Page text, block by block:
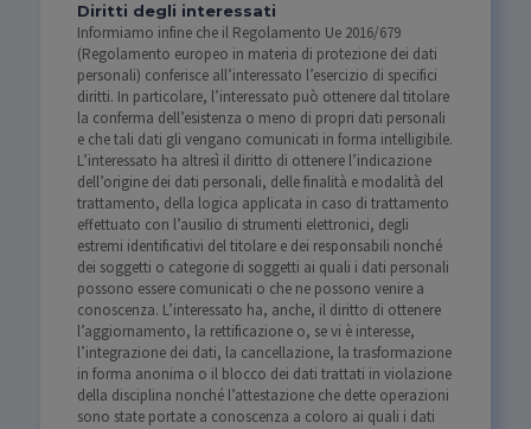
Diritti degli interessati
Informiamo infine che il Regolamento Ue 2016/679
(Regolamento europeo in materia di protezione dei dati
personali) conferisce all’interessato l’esercizio di specifici
diritti. In particolare, l’interessato può ottenere dal titolare
la conferma dell’esistenza o meno di propri dati personali
e che tali dati gli vengano comunicati in forma intelligibile.
L’interessato ha altresì il diritto di ottenere l’indicazione
dell’origine dei dati personali, delle finalità e modalità del
trattamento, della logica applicata in caso di trattamento
effettuato con l’ausilio di strumenti elettronici, degli
estremi identificativi del titolare e dei responsabili nonché
dei soggetti o categorie di soggetti ai quali i dati personali
possono essere comunicati o che ne possono venire a
conoscenza. L’interessato ha, anche, il diritto di ottenere
l’aggiornamento, la rettificazione o, se vi è interesse,
l’integrazione dei dati, la cancellazione, la trasformazione
in forma anonima o il blocco dei dati trattati in violazione
della disciplina nonché l’attestazione che dette operazioni
sono state portate a conoscenza a coloro ai quali i dati